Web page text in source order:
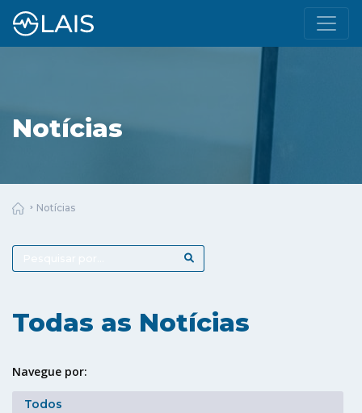
Notícias
Notícias
Todas as Notícias
Navegue por:
Todos